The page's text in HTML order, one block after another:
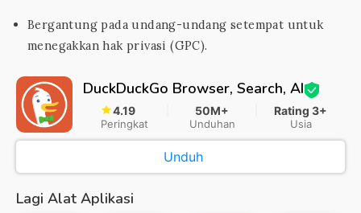
Bergantung pada undang-undang setempat untuk
menegakkan hak privasi (GPC).
DuckDuckGo Browser, Search, AI
4.19
Peringkat
50M+
Unduhan
Rating 3+
Usia
Unduh
Lagi Alat Aplikasi